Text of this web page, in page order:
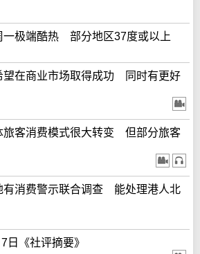
一极端酷热 部分地区37度或以上
望在商业市场取得成功 同时有更好
旅客消费模式很大转变 但部分旅客
有消费警示联合调查 能处理港人北
日《社评摘要》